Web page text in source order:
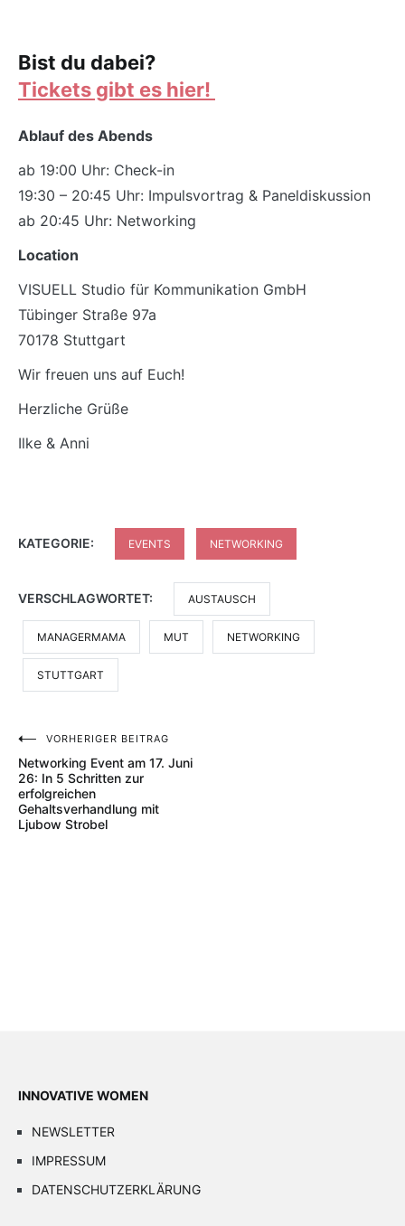
Bist du dabei?
Tickets gibt es hier!
Ablauf des Abends
ab 19:00 Uhr: Check-in
19:30 – 20:45 Uhr: Impulsvortrag & Paneldiskussion
ab 20:45 Uhr: Networking
Location
VISUELL Studio für Kommunikation GmbH
Tübinger Straße 97a
70178 Stuttgart
Wir freuen uns auf Euch!
Herzliche Grüße
Ilke & Anni
KATEGORIE: EVENTS NETWORKING
VERSCHLAGWORTET: AUSTAUSCH
MANAGERMAMA MUT NETWORKING
STUTTGART
Beitragsnavigation
VORHERIGER BEITRAG
Networking Event am 17. Juni
26: In 5 Schritten zur
erfolgreichen
Gehaltsverhandlung mit
Ljubow Strobel
INNOVATIVE WOMEN
NEWSLETTER
IMPRESSUM
DATENSCHUTZERKLÄRUNG